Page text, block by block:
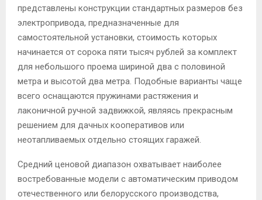
представлены конструкции стандартных размеров без
электропривода, предназначенные для
самостоятельной установки, стоимость которых
начинается от сорока пяти тысяч рублей за комплект
для небольшого проема шириной два с половиной
метра и высотой два метра. Подобные варианты чаще
всего оснащаются пружинами растяжения и
лаконичной ручной задвижкой, являясь прекрасным
решением для дачных кооперативов или
неотапливаемых отдельно стоящих гаражей.
Средний ценовой диапазон охватывает наиболее
востребованные модели с автоматическим приводом
отечественного или белорусского производства,